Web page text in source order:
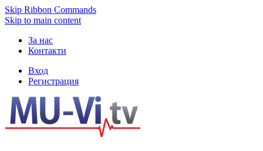
Skip Ribbon Commands
Skip to main content
За нас
Контакти
Вход
Регистрация